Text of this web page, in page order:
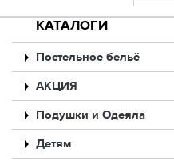
КАТАЛОГИ
Постельное бельё
АКЦИЯ
Подушки и Одеяла
Детям